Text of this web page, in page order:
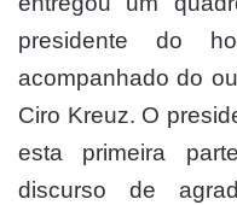
presidente do
acompanhado do
Ciro Kreuz. O
esta primeira
discurso de